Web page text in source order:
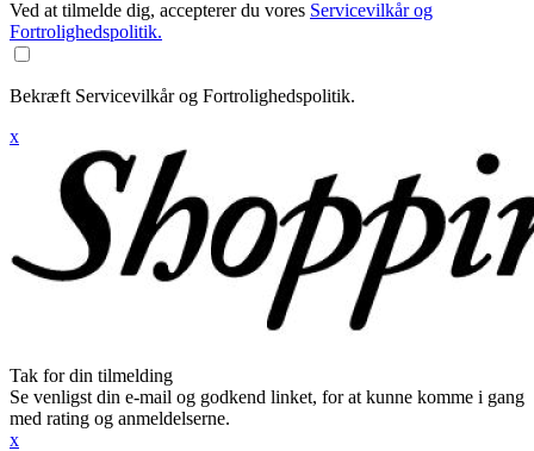
Ved at tilmelde dig, accepterer du vores Servicevilkår og
Fortrolighedspolitik.
Bekræft Servicevilkår og Fortrolighedspolitik.
x
Tak for din tilmelding
Se venligst din e-mail og godkend linket, for at kunne komme i gang
med rating og anmeldelserne.
x